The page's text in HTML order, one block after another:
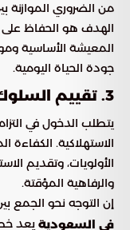
من الضروري الموازنة
الهدف هو الحفاظ
المعيشة الأساسية
جودة الحياة اليومية.
3. تقييم السلوك الائتماني والكفاءة المالية
يتطلب الدخول في
الاستهلاكية. الكفاءة
الأولويات، وتقديم
والرفاهية المؤقتة.
إن التوجه نحو الجمع
في السعودية يعد